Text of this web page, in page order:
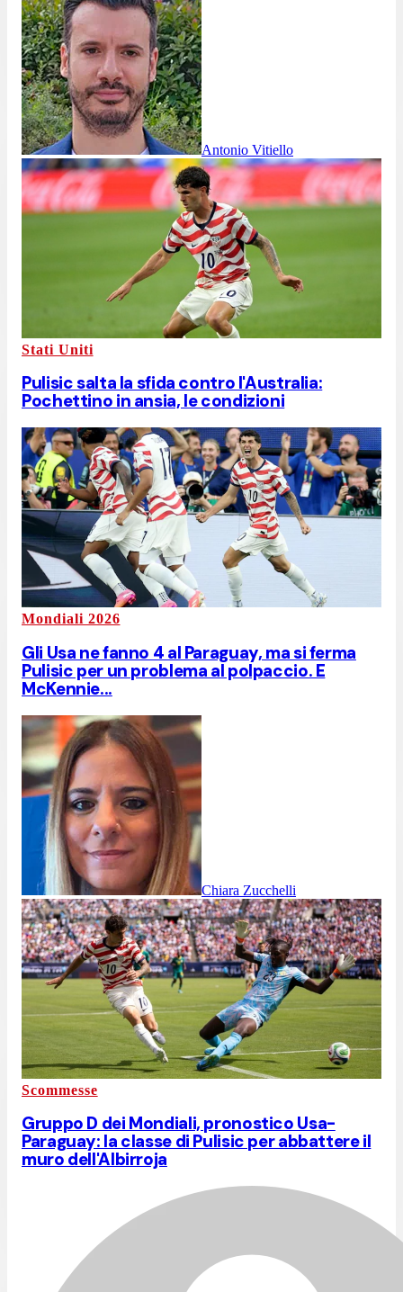
Antonio Vitiello
Stati Uniti
Pulisic salta la sfida contro l'Australia:
Pochettino in ansia, le condizioni
Mondiali 2026
Gli Usa ne fanno 4 al Paraguay, ma si ferma
Pulisic per un problema al polpaccio. E
McKennie...
Chiara Zucchelli
Scommesse
Gruppo D dei Mondiali, pronostico Usa-
Paraguay: la classe di Pulisic per abbattere il
muro dell'Albirroja